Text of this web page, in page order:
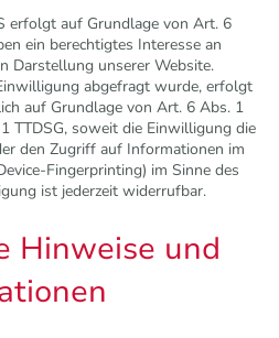
erfolgt auf Grundlage von Art. 6
ein berechtigtes Interesse an
Darstellung unserer Website.
abgefragt wurde, erfolgt
auf Grundlage von Art. 6 Abs. 1
TTDSG, soweit die Einwilligung die
den Zugriff auf Informationen im
Fingerprinting) im Sinne des
ist jederzeit widerrufbar.
Hinweise und